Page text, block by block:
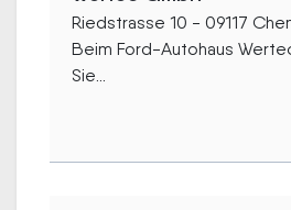
Riedstrasse 10 - 09117
Beim Ford-Autohaus
Sie...